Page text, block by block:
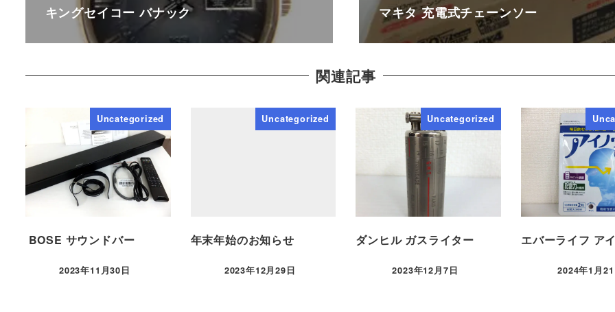
キングセイコー バナック マキタ 充電式チェーンソー
関連記事
Uncategorized
BOSE サウンドバー
2023年11月30日
Uncategorized
年末年始のお知らせ
2023年12月29日
Uncategorized
ダンヒル ガスライター
2023年12月7日
エバーライフ ア
2024年1月